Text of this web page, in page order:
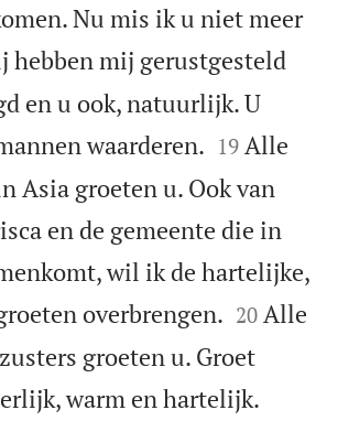
Nu mis ik u niet meer
hebben mij gerustgesteld
en u ook, natuurlijk. U
waarderen. 

19 Alle
Asia groeten u. Ook van
en de gemeente die in
wil ik de hartelijke,
overbrengen. 

20 Alle
groeten u. Groet
warm en hartelijk.